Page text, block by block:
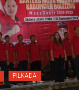
PILKADA